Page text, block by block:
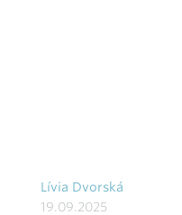
Lívia Dvorská
19.09.2025